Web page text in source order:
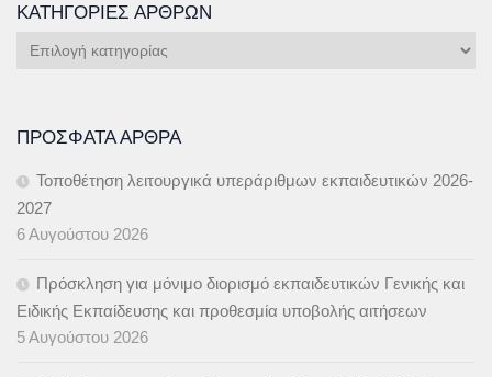
ΚΑΤΗΓΟΡΊΕΣ ΆΡΘΡΩΝ
Κατηγορίες
ΠΡΌΣΦΑΤΑ ΆΡΘΡΑ
Τοποθέτηση λειτουργικά υπεράριθμων εκπαιδευτικών 2026-
2027
6 Αυγούστου 2026
Πρόσκληση για μόνιμο διορισμό εκπαιδευτικών Γενικής και
Ειδικής Εκπαίδευσης και προθεσμία υποβολής αιτήσεων
5 Αυγούστου 2026